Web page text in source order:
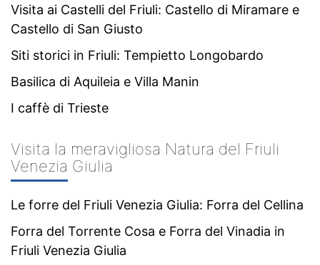
Visita ai Castelli del Friuli: Castello di Miramare e
Castello di San Giusto
Siti storici in Friuli: Tempietto Longobardo
Basilica di Aquileia e Villa Manin
I caffè di Trieste
Visita la meravigliosa Natura del Friuli
Venezia Giulia
Le forre del Friuli Venezia Giulia: Forra del Cellina
Forra del Torrente Cosa e Forra del Vinadia in
Friuli Venezia Giulia